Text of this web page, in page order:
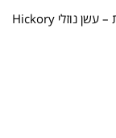
אם אתם רוצים לקבל טעם של עישון אמיתי גם בבית – עשן נוזלי Hickory